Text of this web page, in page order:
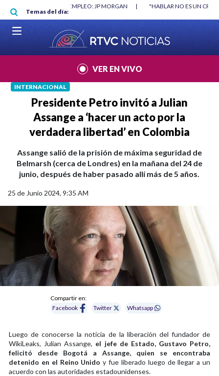
Pasar al contenido principal
Temas del día:
"HABLAR NO ES UN CRIMEN": CARTA DE BETO CORAL |
VER EN VIVO
INTERNACIONAL
Presidente Petro invitó a Julian
Assange a ‘hacer un acto por la
verdadera libertad’ en Colombia
Assange salió de la prisión de máxima seguridad de
Belmarsh (cerca de Londres) en la mañana del 24 de
junio, después de haber pasado allí más de 5 años.
25 de Junio 2024, 9:35 AM
Compartir en:
Facebook
Twitter Whatsapp
Luego de conocerse la noticia de la liberación del fundador de
WikiLeaks, Julian Assange, el jefe de Estado, Gustavo Petro,
felicitó desde Bogotá a Assange, quien se encontraba
detenido en el Reino Unido y fue liberado luego de llegar a un
acuerdo con las autoridades estadounidenses.